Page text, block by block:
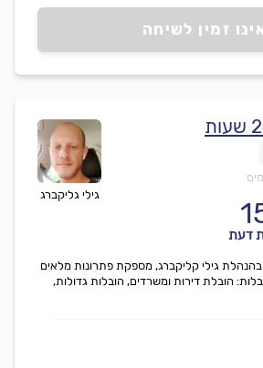
זמין לשיחה
גילי גליקברג
דעת
24 שעות, בהנהלת גילי קליקברג, מספקת פתרונות מלאים
הובלת דירות ומשרדים, הובלות גדולות,